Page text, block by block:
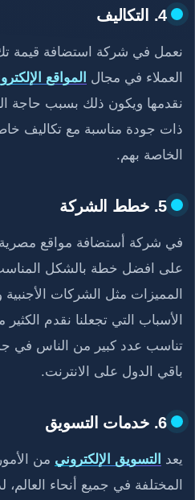
4. التكاليف
نعمل في شركة استضافة قيمة
العملاء في مجال
المواقع
نقدمها ويكون ذلك بسبب حاجة
ذات جودة مناسبة مع تكاليف
الخاصة بهم.
5. خطط الشركة
في شركة أستضافة مواقع
على افضل خطة بالشكل
المميزات مثل الشركات
الأسباب التي تجعلنا نقدم
تناسب عدد كبير من الناس في
باقي الدول على الانترنت.
6. خدمات التسويق
يعد التسويق الإلكتروني من
المختلفة في جميع أنحاء